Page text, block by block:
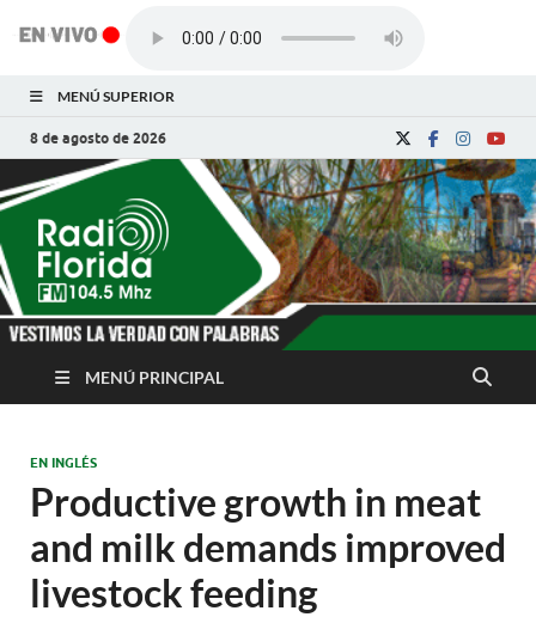
MENÚ SUPERIOR
8 de agosto de 2026
Radio Florida de
Cuba
Noticias y Actualidades de Florida, Camagüey,
MENÚ PRINCIPAL
EN INGLÉS
Productive growth in meat
and milk demands improved
livestock feeding